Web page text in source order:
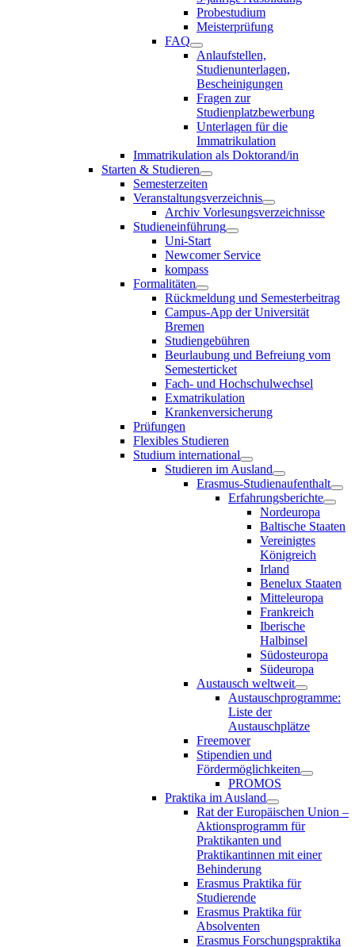
Probestudium
Meisterprüfung
FAQ
Anlaufstellen,
Studienunterlagen,
Bescheinigungen
Fragen zur
Studienplatzbewerbung
Unterlagen für die
Immatrikulation
Immatrikulation als Doktorand/in
Starten & Studieren
Semesterzeiten
Veranstaltungsverzeichnis
Archiv Vorlesungsverzeichnisse
Studieneinführung
Uni-Start
Newcomer Service
kompass
Formalitäten
Rückmeldung und Semesterbeitrag
Campus-App der Universität
Bremen
Studiengebühren
Beurlaubung und Befreiung vom
Semesterticket
Fach- und Hochschulwechsel
Exmatrikulation
Krankenversicherung
Prüfungen
Flexibles Studieren
Studium international
Studieren im Ausland
Erasmus-Studienaufenthalt
Erfahrungsberichte
Nordeuropa
Baltische Staaten
Vereinigtes
Königreich
Irland
Benelux Staaten
Mitteleuropa
Frankreich
Iberische
Halbinsel
Südosteuropa
Südeuropa
Austausch weltweit
Austauschprogramme:
Liste der
Austauschplätze
Freemover
Stipendien und
Fördermöglichkeiten
PROMOS
Praktika im Ausland
Rat der Europäischen Union –
Aktionsprogramm für
Praktikanten und
Praktikantinnen mit einer
Behinderung
Erasmus Praktika für
Studierende
Erasmus Praktika für
Absolventen
Erasmus Forschungspraktika